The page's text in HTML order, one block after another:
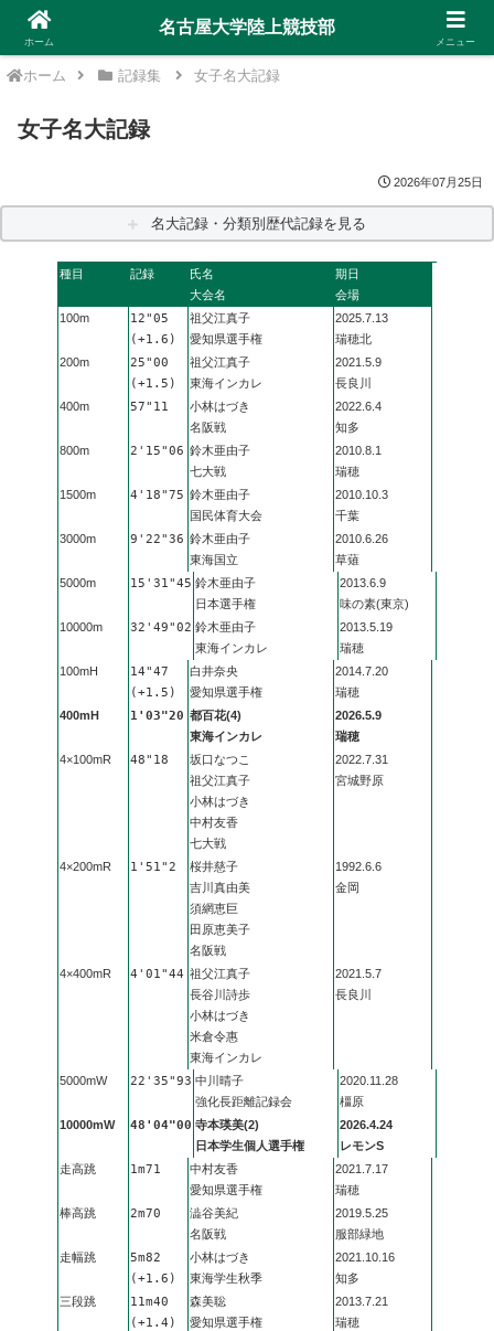
ホーム 記録集 女子名大記録
女子名大記録
2026年07月25日
名大記録・分類別歴代記録を見る
種目 記録
氏名
大会名
期日
会場
100m
12"05
(+1.6)
祖父江真子
愛知県選手権
2025.7.13
瑞穂北
200m
25"00
(+1.5)
祖父江真子
東海インカレ
2021.5.9
長良川
400m
57"11
小林はづき
名阪戦
2022.6.4
知多
800m
2'15"06 鈴木亜由子
七大戦
2010.8.1
瑞穂
1500m
4'18"75 鈴木亜由子
国民体育大会
2010.10.3
千葉
3000m
9'22"36 鈴木亜由子
東海国立
2010.6.26
草薙
5000m
15'31"45 鈴木亜由子
日本選手権
2013.6.9
味の素(東京)
10000m
32'49"02 鈴木亜由子
東海インカレ
2013.5.19
瑞穂
100mH
14"47
(+1.5)
白井奈央
愛知県選手権
2014.7.20
瑞穂
400mH
1'03"20 都百花(4)
東海インカレ
2026.5.9
瑞穂
4×100mR
48"18
坂口なつこ
祖父江真子
小林はづき
中村友香
七大戦
2022.7.31
宮城野原
4×200mR 1'51"2
桜井慈子
吉川真由美
須網恵巨
田原恵美子
名阪戦
1992.6.6
金岡
4×400mR 4'01"44 祖父江真子
長谷川詩歩
小林はづき
米倉令惠
東海インカレ
2021.5.7
長良川
5000mW 22'35"93 中川晴子
強化長距離記録会
2020.11.28
橿原
10000mW
48'04"00 寺本瑛美(2)
日本学生個人選手権
2026.4.24
レモンS
走高跳
1m71
中村友香
愛知県選手権
2021.7.17
瑞穂
棒高跳
2m70
澁谷美紀
名阪戦
2019.5.25
服部緑地
走幅跳
5m82
(+1.6)
小林はづき
東海学生秋季
2021.10.16
知多
三段跳
11m40
(+1.4)
森美聡
愛知県選手権
2013.7.21
瑞穂
ホーム
名古屋大学陸上競技部
メニュー